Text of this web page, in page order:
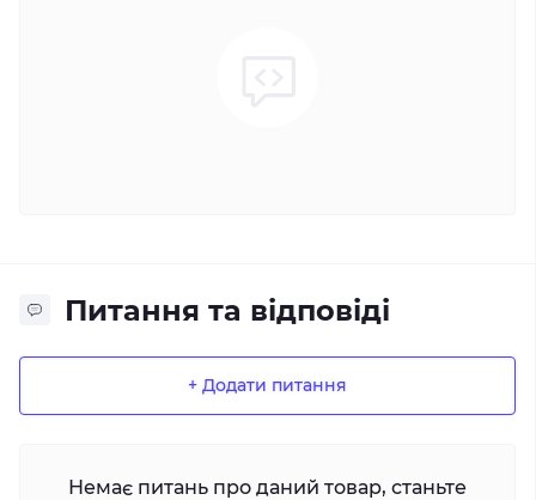
Питання та відповіді
+ Додати питання
Немає питань про даний товар, станьте